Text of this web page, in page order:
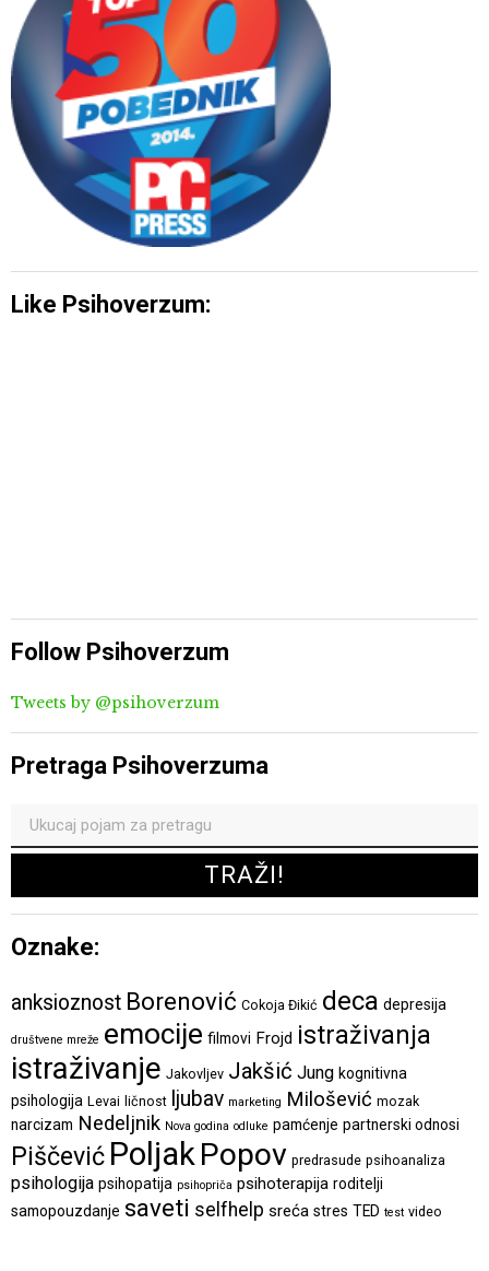
Like Psihoverzum:
Follow Psihoverzum
Tweets by @psihoverzum
Pretraga Psihoverzuma
Oznake:
anksioznost Borenović Cokoja Đikić deca depresija
društvene mreže emocije filmovi Frojd istraživanja
istraživanje Jakovljev Jakšić Jung kognitivna
psihologija Levai ličnost ljubav marketing Milošević mozak
narcizam Nedeljnik Nova godina odluke pamćenje partnerski odnosi
Piščević PoljakPopov predrasude psihoanaliza
psihologija psihopatija psihopriča psihoterapija roditelji
samopouzdanje saveti selfhelp sreća stres TED test video